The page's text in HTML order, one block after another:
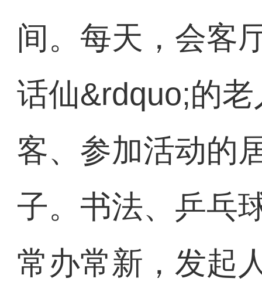
间。每天，会客
话仙&rdquo;的
客、参加活动的
子。书法、乒乓
常办常新，发起